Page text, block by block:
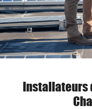
Installateurs